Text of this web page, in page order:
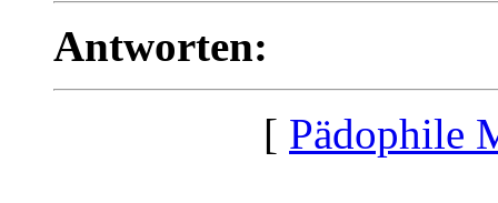
Antworten:
[ Pädophile